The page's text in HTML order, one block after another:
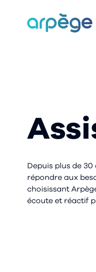
arpège
Depuis plus de
répondre aux
choisissant
écoute et réactif